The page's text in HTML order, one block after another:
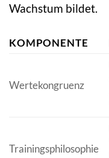
Wachstum bildet.
KOMPONENTE
Wertekongruenz
Trainingsphilosophie